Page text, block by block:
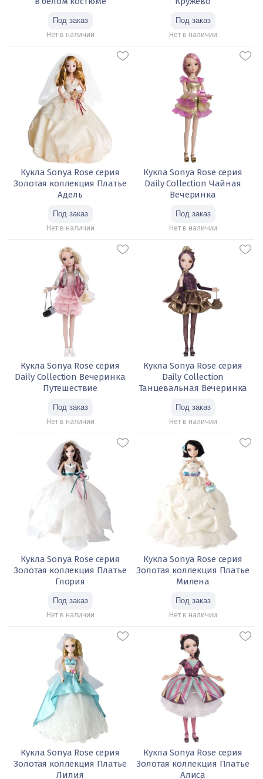
Нет в наличии Нет в наличии
Кукла Sonya Rose серия
Золотая коллекция Платье
Адель
Нет в наличии
Кукла Sonya Rose серия
Daily Collection Чайная
Вечеринка
Нет в наличии
Кукла Sonya Rose серия
Daily Collection Вечеринка
Путешествие
Нет в наличии
Кукла Sonya Rose серия
Daily Collection
Танцевальная Вечеринка
Нет в наличии
Кукла Sonya Rose серия
Золотая коллекция Платье
Глория
Нет в наличии
Кукла Sonya Rose серия
Золотая коллекция Платье
Милена
Нет в наличии
Кукла Sonya Rose серия
Золотая коллекция Платье
Лилия
Кукла Sonya Rose серия
Золотая коллекция Платье
Алиса